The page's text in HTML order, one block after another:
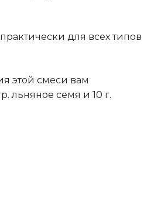
для всех типов
этой смеси вам
льняное семя и 10 г.